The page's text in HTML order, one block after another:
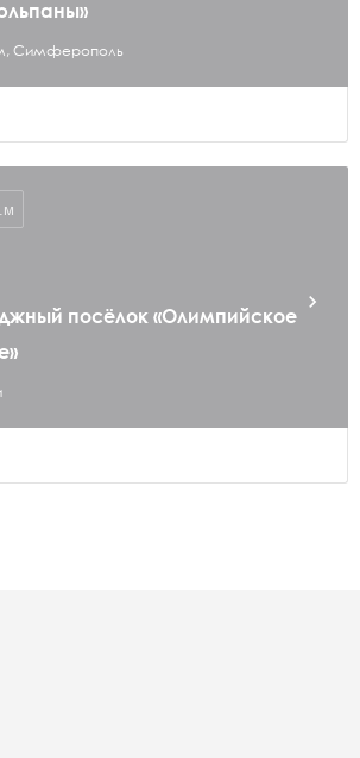
Симферополь
посёлок «Олимпийское